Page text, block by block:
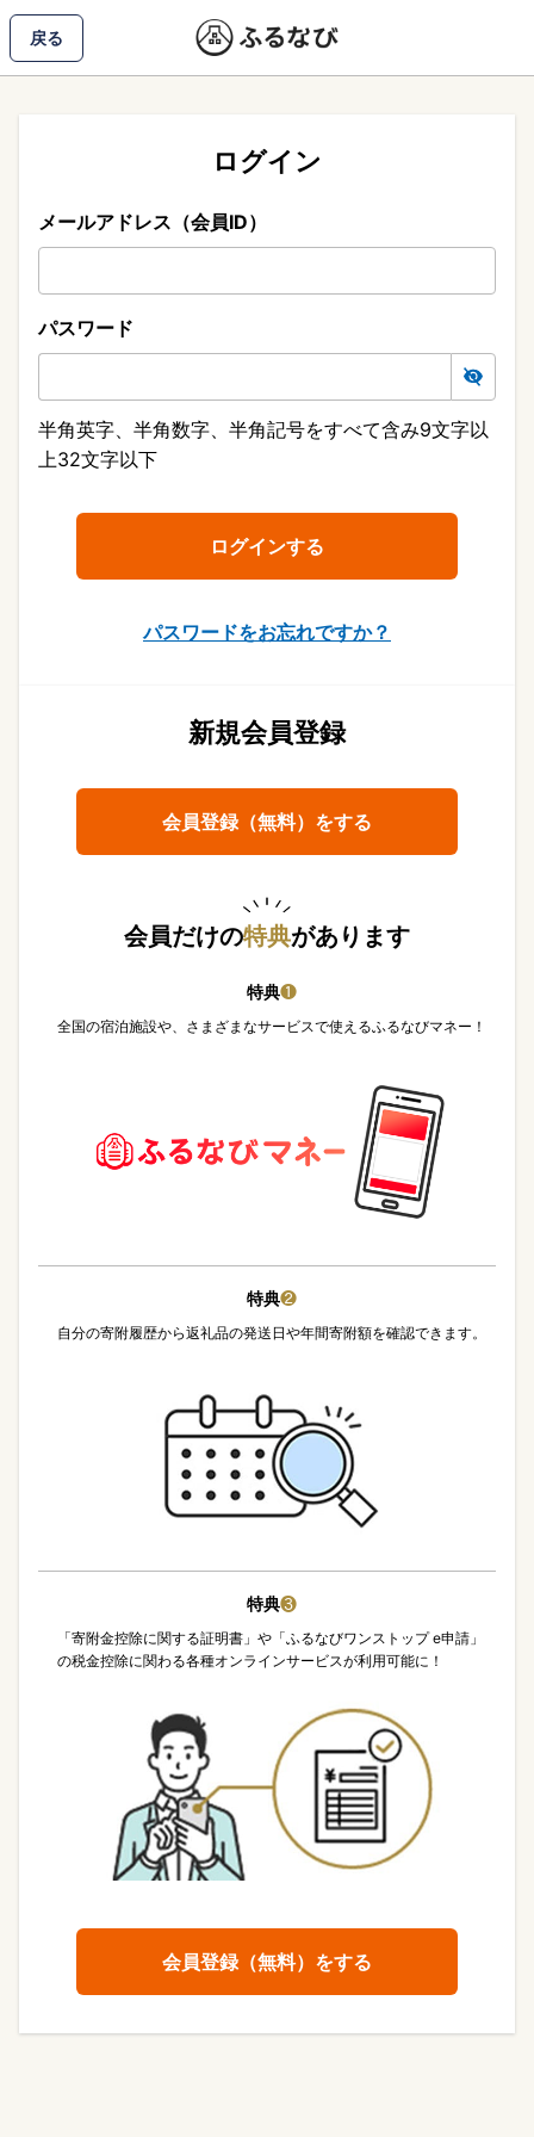
戻る
ログイン
メールアドレス（会員ID）
パスワード
半角英字、半角数字、半角記号をすべて含み9文字以
上32文字以下
パスワードをお忘れですか？
新規会員登録
会員登録（無料）をする
会員だけの特典があります
特典❶
全国の宿泊施設や、さまざまなサービスで使えるふるなびマネー！
特典❷
自分の寄附履歴から返礼品の発送日や年間寄附額を確認できます。
特典❸
「寄附金控除に関する証明書」や「ふるなびワンストップ e申請」
の税金控除に関わる各種オンラインサービスが利用可能に！
会員登録（無料）をする